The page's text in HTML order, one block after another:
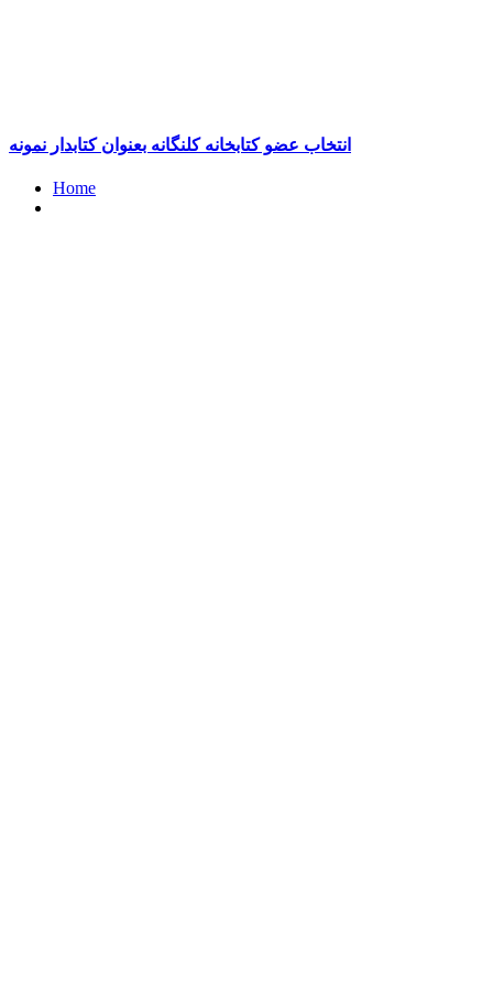
انتخاب عضو کتابخانه کلنگانه بعنوان کتابدار نمونه
Home